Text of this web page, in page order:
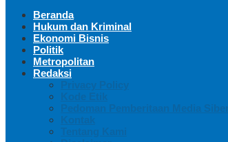
Beranda
Hukum dan Kriminal
Ekonomi Bisnis
Politik
Metropolitan
Redaksi
Privacy Policy
Kode Etik
Pedoman Pemberitaan Media Siber
Kontak
Tentang Kami